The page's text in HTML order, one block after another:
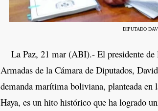
DIPUTADO
La Paz, 21 mar (ABI).- El presidente de
Armadas de la Cámara de Diputados,
demanda marítima boliviana, planteada
Haya, es un hito histórico que ha logrado